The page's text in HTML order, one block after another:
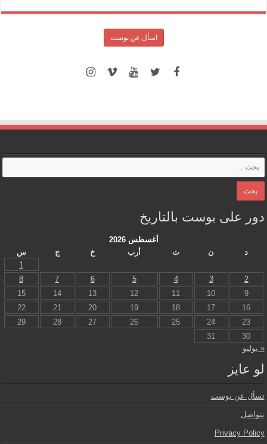
اسأل عن بوست
دور على بوست بالتاريخ
أغسطس 2026
د
ن ث أرب خ ج
س
1
2
3
4
5
6
7
8
9
10
11
12
13
14
15
16
17
18
19
20
21
22
23
24
25
26
27
28
29
30
31
« يوليو
لو عايز
تسأل عن بوست
نتواصل
Privacy Policy